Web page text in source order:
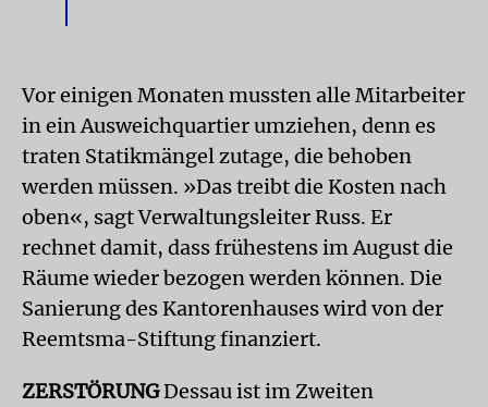
Vor einigen Monaten mussten alle Mitarbeiter
in ein Ausweichquartier umziehen, denn es
traten Statikmängel zutage, die behoben
werden müssen. »Das treibt die Kosten nach
oben«, sagt Verwaltungsleiter Russ. Er
rechnet damit, dass frühestens im August die
Räume wieder bezogen werden können. Die
Sanierung des Kantorenhauses wird von der
Reemtsma-Stiftung finanziert.
ZERSTÖRUNGDessau ist im Zweiten